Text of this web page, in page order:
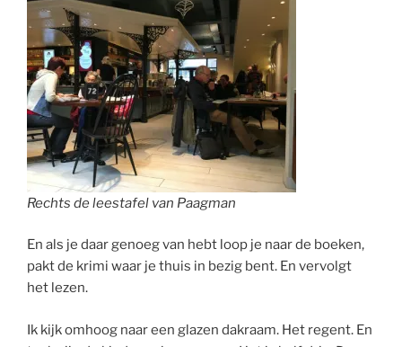
Rechts de leestafel van Paagman
En als je daar genoeg van hebt loop je naar de boeken,
pakt de krimi waar je thuis in bezig bent. En vervolgt
het lezen.
Ik kijk omhoog naar een glazen dakraam. Het regent. En